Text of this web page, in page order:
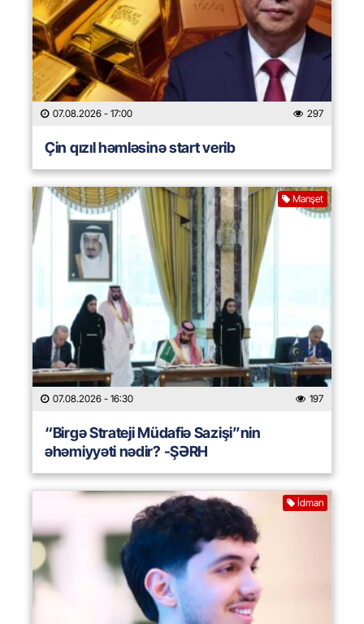
07.08.2026 - 17:00 297
Çin qızıl həmləsinə start verib
Manşet
07.08.2026 - 16:30 197
“Birgə Strateji Müdafiə Sazişi”nin
əhəmiyyəti nədir? -ŞƏRH
İdman